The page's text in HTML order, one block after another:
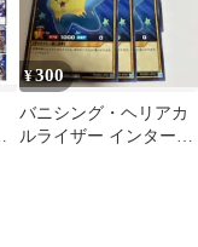
¥300
バニシング・ヘリアカ
ルライザー インタース